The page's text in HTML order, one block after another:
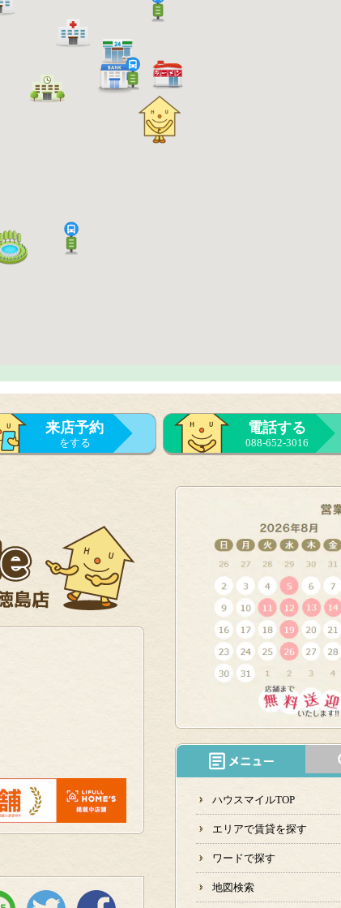
来店予約
をする
電話する
088-652-3016
ハウスマイルTOP
エリアで賃貸を探す
ワードで探す
地図検索